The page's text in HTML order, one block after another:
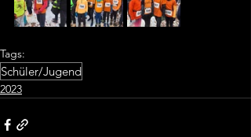
Tags:
Schüler/Jugend
2023